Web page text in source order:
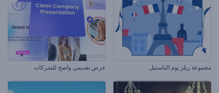
مجموعة ريلز يوم الباستيل عرض تقديمي واضح للشركات